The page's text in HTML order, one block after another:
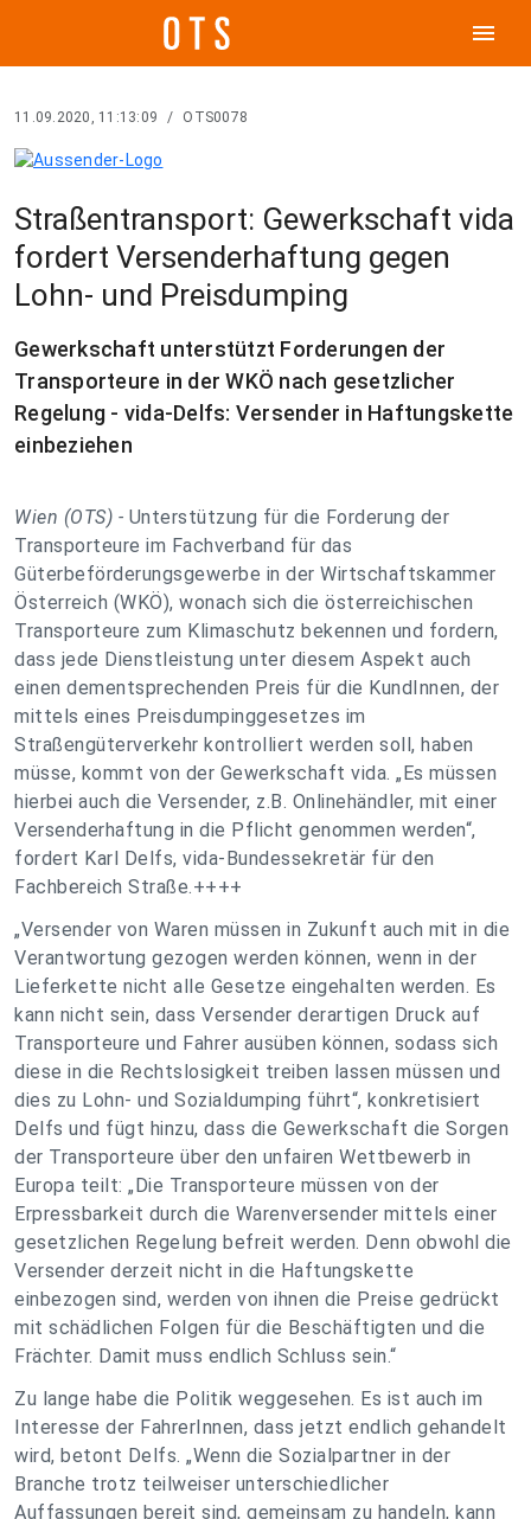
menu
11.09.2020, 11:13:09 / OTS0078
Straßentransport: Gewerkschaft vida
fordert Versenderhaftung gegen
Lohn- und Preisdumping
Gewerkschaft unterstützt Forderungen der
Transporteure in der WKÖ nach gesetzlicher
Regelung - vida-Delfs: Versender in Haftungskette
einbeziehen
Wien (OTS) - Unterstützung für die Forderung der
Transporteure im Fachverband für das
Güterbeförderungsgewerbe in der Wirtschaftskammer
Österreich (WKÖ), wonach sich die österreichischen
Transporteure zum Klimaschutz bekennen und fordern,
dass jede Dienstleistung unter diesem Aspekt auch
einen dementsprechenden Preis für die KundInnen, der
mittels eines Preisdumpinggesetzes im
Straßengüterverkehr kontrolliert werden soll, haben
müsse, kommt von der Gewerkschaft vida. „Es müssen
hierbei auch die Versender, z.B. Onlinehändler, mit einer
Versenderhaftung in die Pflicht genommen werden“,
fordert Karl Delfs, vida-Bundessekretär für den
Fachbereich Straße.++++
„Versender von Waren müssen in Zukunft auch mit in die
Verantwortung gezogen werden können, wenn in der
Lieferkette nicht alle Gesetze eingehalten werden. Es
kann nicht sein, dass Versender derartigen Druck auf
Transporteure und Fahrer ausüben können, sodass sich
diese in die Rechtslosigkeit treiben lassen müssen und
dies zu Lohn- und Sozialdumping führt“, konkretisiert
Delfs und fügt hinzu, dass die Gewerkschaft die Sorgen
der Transporteure über den unfairen Wettbewerb in
Europa teilt: „Die Transporteure müssen von der
Erpressbarkeit durch die Warenversender mittels einer
gesetzlichen Regelung befreit werden. Denn obwohl die
Versender derzeit nicht in die Haftungskette
einbezogen sind, werden von ihnen die Preise gedrückt
mit schädlichen Folgen für die Beschäftigten und die
Frächter. Damit muss endlich Schluss sein.“
Zu lange habe die Politik weggesehen. Es ist auch im
Interesse der FahrerInnen, dass jetzt endlich gehandelt
wird, betont Delfs. „Wenn die Sozialpartner in der
Branche trotz teilweiser unterschiedlicher
Auffassungen bereit sind, gemeinsam zu handeln, kann